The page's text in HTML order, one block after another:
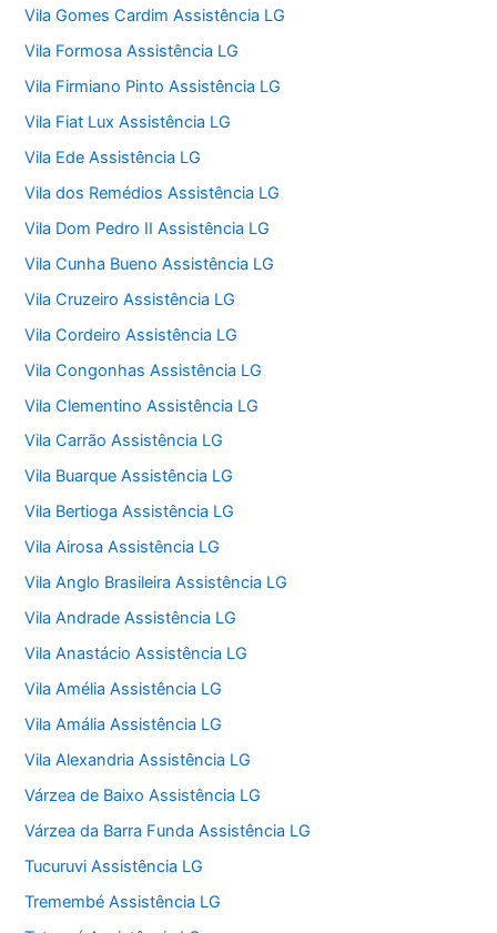
Vila Gomes Cardim Assistência LG
Vila Formosa Assistência LG
Vila Firmiano Pinto Assistência LG
Vila Fiat Lux Assistência LG
Vila Ede Assistência LG
Vila dos Remédios Assistência LG
Vila Dom Pedro II Assistência LG
Vila Cunha Bueno Assistência LG
Vila Cruzeiro Assistência LG
Vila Cordeiro Assistência LG
Vila Congonhas Assistência LG
Vila Clementino Assistência LG
Vila Carrão Assistência LG
Vila Buarque Assistência LG
Vila Bertioga Assistência LG
Vila Airosa Assistência LG
Vila Anglo Brasileira Assistência LG
Vila Andrade Assistência LG
Vila Anastácio Assistência LG
Vila Amélia Assistência LG
Vila Amália Assistência LG
Vila Alexandria Assistência LG
Várzea de Baixo Assistência LG
Várzea da Barra Funda Assistência LG
Tucuruvi Assistência LG
Tremembé Assistência LG